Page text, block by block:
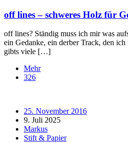
off lines – schweres Holz für
off lines? Ständig muss ich mir was
ein Gedanke, ein derber Track, den
gibts viele […]
Mehr
326
25. November 2016
9. Juli 2025
Markus
Stift & Papier